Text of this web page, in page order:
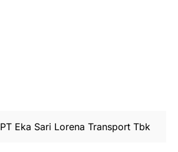
PT Eka Sari Lorena Transport Tbk